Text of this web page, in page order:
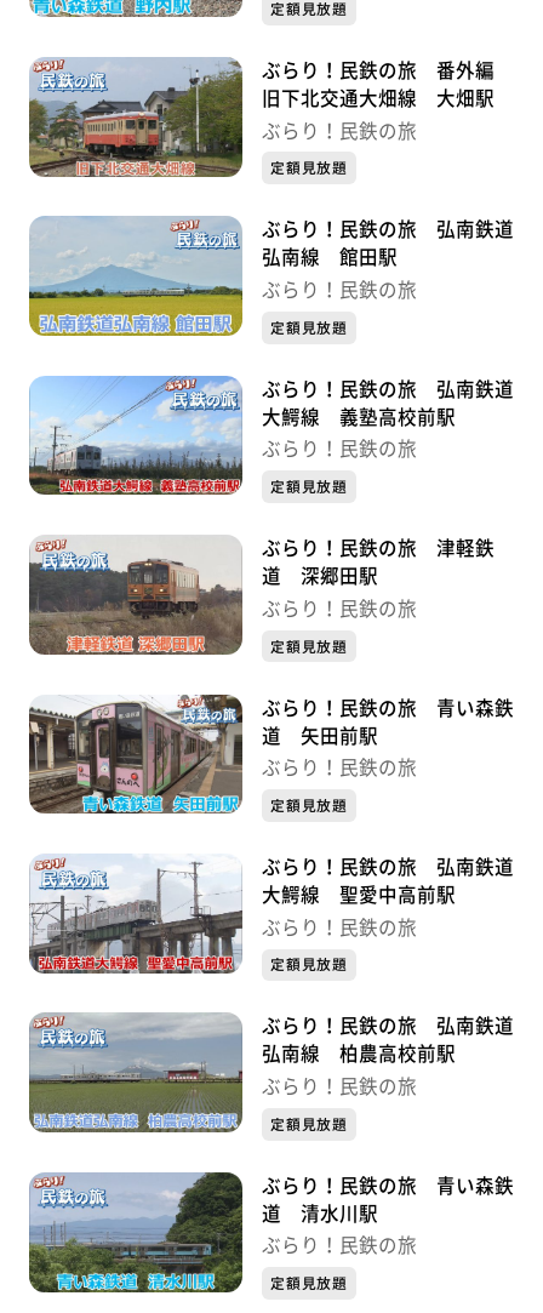
定額見放題
ぶらり！民鉄の旅 番外編
旧下北交通大畑線 大畑駅
ぶらり！民鉄の旅
定額見放題
ぶらり！民鉄の旅 弘南鉄道
弘南線 館田駅
ぶらり！民鉄の旅
定額見放題
ぶらり！民鉄の旅 弘南鉄道
大鰐線 義塾高校前駅
ぶらり！民鉄の旅
定額見放題
ぶらり！民鉄の旅 津軽鉄
道 深郷田駅
ぶらり！民鉄の旅
定額見放題
ぶらり！民鉄の旅 青い森鉄
道 矢田前駅
ぶらり！民鉄の旅
定額見放題
ぶらり！民鉄の旅 弘南鉄道
大鰐線 聖愛中高前駅
ぶらり！民鉄の旅
定額見放題
ぶらり！民鉄の旅 弘南鉄道
弘南線 柏農高校前駅
ぶらり！民鉄の旅
定額見放題
ぶらり！民鉄の旅 青い森鉄
道 清水川駅
ぶらり！民鉄の旅
定額見放題